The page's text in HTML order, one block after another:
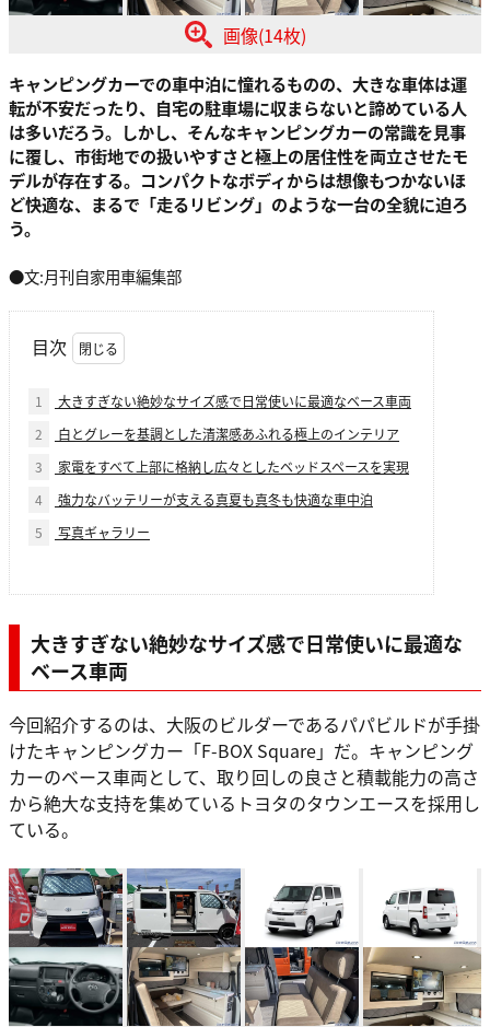
画像(14枚)
キャンピングカーでの車中泊に憧れるものの、大きな車体は運
転が不安だったり、自宅の駐車場に収まらないと諦めている人
は多いだろう。しかし、そんなキャンピングカーの常識を見事
に覆し、市街地での扱いやすさと極上の居住性を両立させたモ
デルが存在する。コンパクトなボディからは想像もつかないほ
ど快適な、まるで「走るリビング」のような一台の全貌に迫ろ
う。
●文:月刊自家用車編集部
目次
1
大きすぎない絶妙なサイズ感で日常使いに最適なベース車両
2
白とグレーを基調とした清潔感あふれる極上のインテリア
3
家電をすべて上部に格納し広々としたベッドスペースを実現
4
強力なバッテリーが支える真夏も真冬も快適な車中泊
5
写真ギャラリー
大きすぎない絶妙なサイズ感で日常使いに最適な
ベース車両
今回紹介するのは、大阪のビルダーであるパパビルドが手掛
けたキャンピングカー「F-BOX Square」だ。キャンピング
カーのベース車両として、取り回しの良さと積載能力の高さ
から絶大な支持を集めているトヨタのタウンエースを採用し
ている。